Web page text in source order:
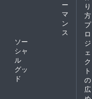
ー
マ
ン
ス
ソー
シャ
ル
グッ
ド
り
方
プ
ロ
ジ
ェ
ク
ト
の
広